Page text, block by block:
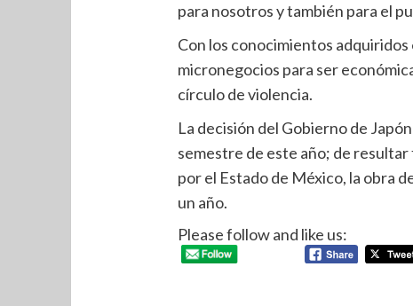
para nosotros y también para el
Con los conocimientos
micronegocios para ser
círculo de violencia.
La decisión del Gobierno de
semestre de este año; de
por el Estado de México, la obra
un año.
Please follow and like us: